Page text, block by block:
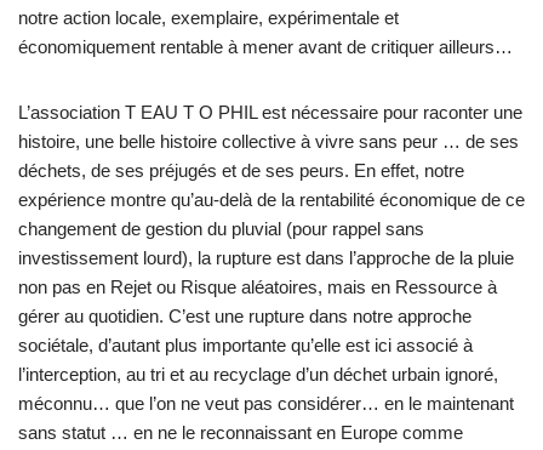
notre action locale, exemplaire, expérimentale et
économiquement rentable à mener avant de critiquer ailleurs…
L’association T EAU T O PHIL est nécessaire pour raconter une
histoire, une belle histoire collective à vivre sans peur … de ses
déchets, de ses préjugés et de ses peurs. En effet, notre
expérience montre qu’au-delà de la rentabilité économique de ce
changement de gestion du pluvial (pour rappel sans
investissement lourd), la rupture est dans l’approche de la pluie
non pas en Rejet ou Risque aléatoires, mais en Ressource à
gérer au quotidien. C’est une rupture dans notre approche
sociétale, d’autant plus importante qu’elle est ici associé à
l’interception, au tri et au recyclage d’un déchet urbain ignoré,
méconnu… que l’on ne veut pas considérer… en le maintenant
sans statut … en ne le reconnaissant en Europe comme